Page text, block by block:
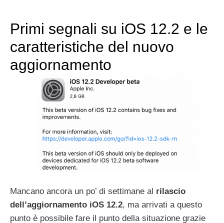
Primi segnali su iOS 12.2 e le
caratteristiche del nuovo
aggiornamento
Mancano ancora un po’ di settimane al rilascio
dell’aggiornamento iOS 12.2, ma arrivati a questo
punto è possibile fare il punto della situazione grazie